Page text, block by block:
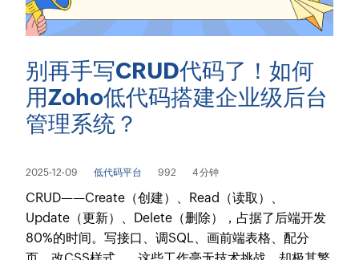
别再手写CRUD代码了！如何
用Zoho低代码搭建企业级后台
管理系统？
2025-12-09 低代码平台 992 4 分钟
CRUD——Create（创建）、Read（读取）、
Update（更新）、Delete（删除），占据了后端开发
80%的时间。写接口、调SQL、画前端表格、配分